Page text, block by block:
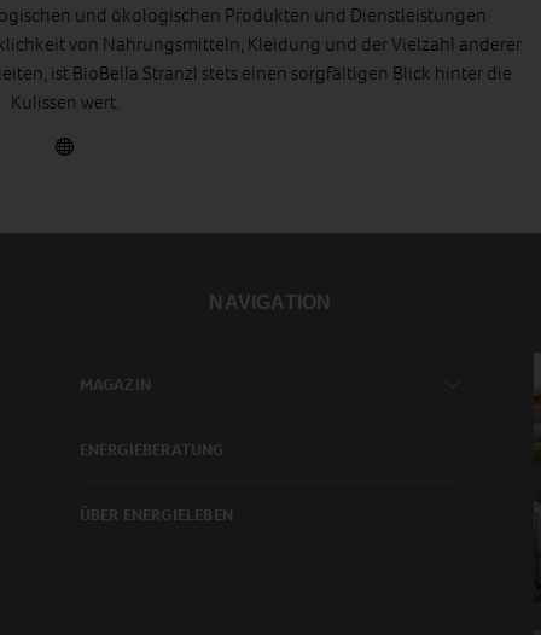
und ökologischen Produkten und Dienstleistungen
von Nahrungsmitteln, Kleidung und der Vielzahl anderer
ist BioBella Stranzl stets einen sorgfältigen Blick hinter die
Kulissen wert.
NAVIGATION
MAGAZIN
ENERGIEBERATUNG
ÜBER ENERGIELEBEN